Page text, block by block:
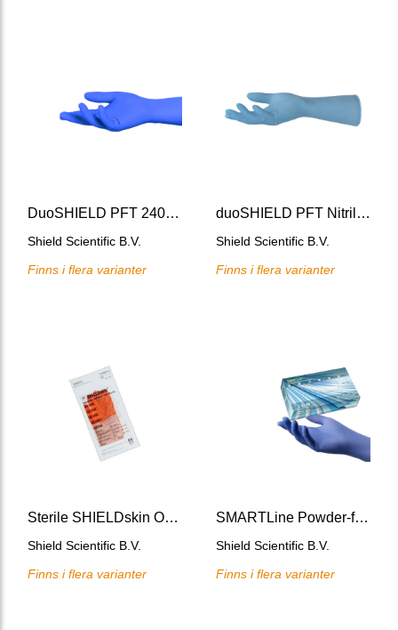
DuoSHIELD PFT 240 Nitrile gloves
Shield Scientific B.V.
Finns i flera varianter
duoSHIELD PFT Nitrile 290 gloves
Shield Scientific B.V.
Finns i flera varianter
Sterile SHIELDskin Orange Nitrile 300
Shield Scientific B.V.
Finns i flera varianter
SMARTLine Powder-free blue nitrile gloves, 240
Shield Scientific B.V.
Finns i flera varianter